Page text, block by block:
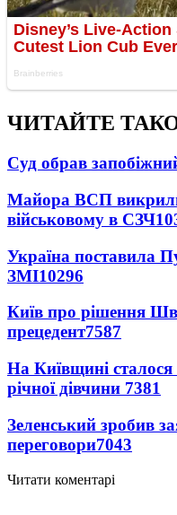
ЧИТАЙТЕ
Суд обрав
Майора ВСП
військовому в СЗЧ
Україна поставила
ЗМІ10296
Київ про рішення
прецедент7587
На Київщині сталося
річної дівчини 7381
Зеленський зробив
переговори7043
Читати коментарі